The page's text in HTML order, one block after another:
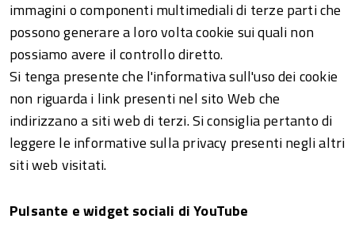
immagini o componenti multimediali di terze parti che
possono generare a loro volta cookie sui quali non
possiamo avere il controllo diretto.
​Si tenga presente che l'informativa sull'uso dei cookie
non riguarda i link presenti nel sito Web che
indirizzano a siti web di terzi. Si consiglia pertanto di
leggere le informative sulla privacy presenti negli altri
siti web visitati.
Pulsante e widget sociali di YouTube